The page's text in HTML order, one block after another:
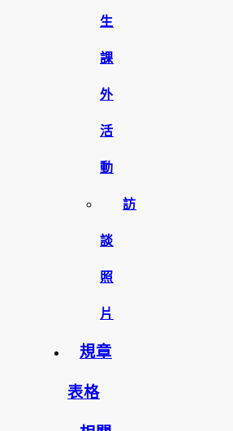
生
課
外
活
動
訪
談
照
片
規章
表格